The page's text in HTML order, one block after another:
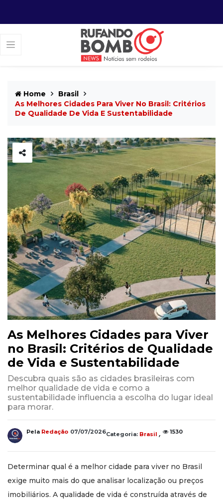
Home
Brasil
As Melhores Cidades Para Viver No Brasil: Critérios
De Qualidade De Vida E Sustentabilidade
As Melhores Cidades para Viver
no Brasil: Critérios de Qualidade
de Vida e Sustentabilidade
Descubra quais são as cidades brasileiras com
melhor qualidade de vida e como a
sustentabilidade influencia a escolha do lugar ideal
para morar.
Pela Redação 07/07/2026Categoria: Brasil , 1530
Determinar qual é a melhor cidade para viver no Brasil
exige muito mais do que analisar localização ou preços
imobiliários. A qualidade de vida é construída através de